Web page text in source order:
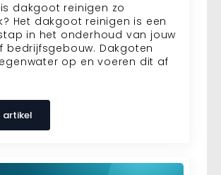
dakgoot reinigen zo
Het dakgoot reinigen is een
in het onderhoud van jouw
bedrijfsgebouw. Dakgoten
op en voeren dit af
artikel